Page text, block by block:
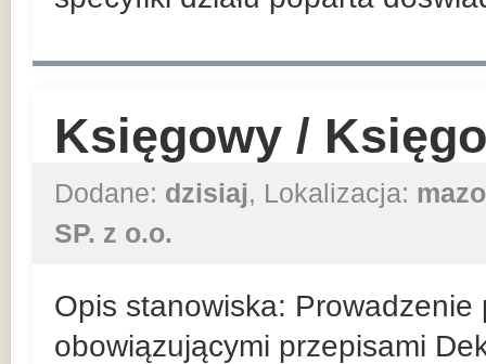
Księgowy /
Dodane: dzisiaj, Lokalizacja:
SP. z o.o.
Opis stanowiska: Prowadzenie
obowiązującymi przepisami